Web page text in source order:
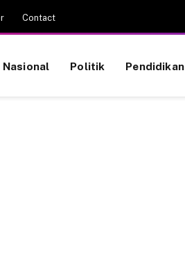
Contact
Nasional Politik Pendidikan